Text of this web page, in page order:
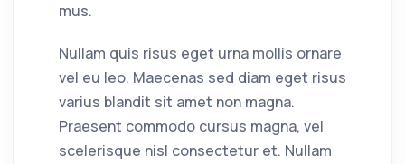
mus.
Nullam quis risus eget urna mollis ornare
vel eu leo. Maecenas sed diam eget risus
varius blandit sit amet non magna.
Praesent commodo cursus magna, vel
scelerisque nisl consectetur et. Nullam